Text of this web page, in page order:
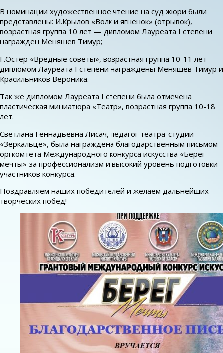
В номинации художественное чтение на суд жюри были
представлены: И.Крылов «Волк и ягненок» (отрывок),
возрастная группа 10 лет — дипломом Лауреата I степени
награжден Меняшев Тимур;
Г.Остер «Вредные советы», возрастная группа 10-11 лет —
дипломом Лауреата I степени награждены Меняшев Тимур и
Красильников Вероника.
Так же дипломом Лауреата I степени была отмечена
пластическая миниатюра «Театр», возрастная группа 10-18
лет.
Светлана Геннадьевна Лисач, педагог театра-студии
«Зеркальце», была награждена благодарственным письмом
оргкомтета Международного конкурса искусства «Берег
мечты» за профессионализм и высокий уровень подготовки
участников конкурса.
Поздравляем наших победителей и желаем дальнейших
творческих побед!